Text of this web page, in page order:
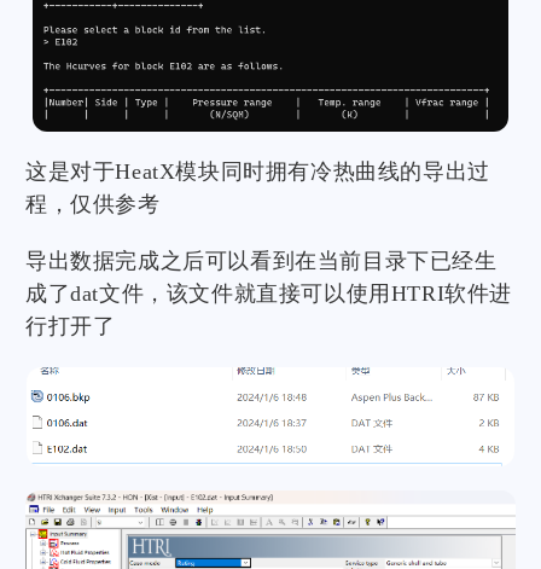
这是对于HeatX模块同时拥有冷热曲线的导出过
程，仅供参考
导出数据完成之后可以看到在当前目录下已经生
成了dat文件，该文件就直接可以使用HTRI软件进
行打开了